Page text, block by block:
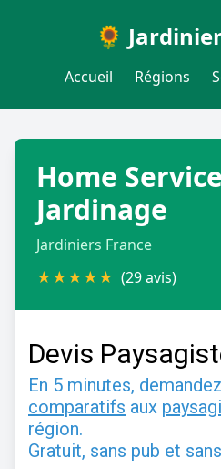
🌻
Accueil Régions
Home
Jardinage
Jardiniers France
★★★★★ (29 avis)
Devis
En 5 minutes, demandez
comparatifs aux
région.
Gratuit, sans pub et